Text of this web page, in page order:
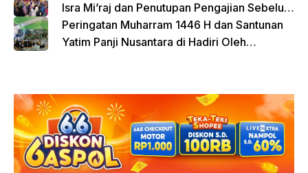
Isra Mi’raj dan Penutupan Pengajian Sebelum
Ramadhan
Peringatan Muharram 1446 H dan Santunan
Yatim Panji Nusantara di Hadiri Oleh